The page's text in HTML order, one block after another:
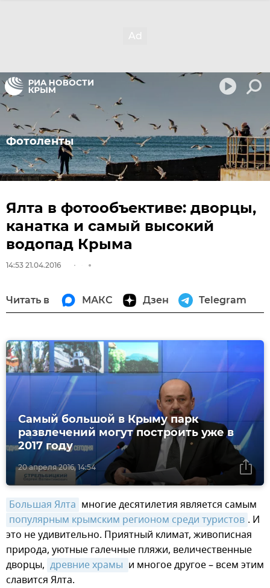
Фотоленты
Ялта в фотообъективе: дворцы,
канатка и самый высокий
водопад Крыма
14:53 21.04.2016
Читать в МАКС Дзен Telegram
20 апреля 2016, 14:54
Самый большой в Крыму парк
развлечений могут построить уже в
2017 году
Большая Ялта многие десятилетия является самым
популярным крымским регионом среди туристов . И
это не удивительно. Приятный климат, живописная
природа, уютные галечные пляжи, величественные
дворцы, древние храмы и многое другое – всем этим
славится Ялта.